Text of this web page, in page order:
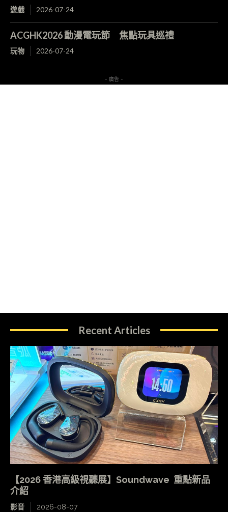
遊戲 2026-07-24
ACGHK2026 動漫電玩節 焦點玩具巡禮
玩物 2026-07-24
- 廣告 -
Recent Articles
【2026 香港高級視聽展】Soundwave 重點新品
介紹
影音 2026-08-07